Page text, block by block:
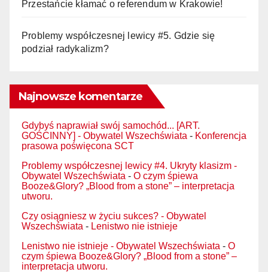
Przestańcie kłamać o referendum w Krakowie!
Problemy współczesnej lewicy #5. Gdzie się
podział radykalizm?
Najnowsze komentarze
Gdybyś naprawiał swój samochód... [ART.
GOŚCINNY] - Obywatel Wszechświata - Konferencja
prasowa poświęcona SCT
Problemy współczesnej lewicy #4. Ukryty klasizm -
Obywatel Wszechświata - O czym śpiewa
Booze&Glory? „Blood from a stone” – interpretacja
utworu.
Czy osiągniesz w życiu sukces? - Obywatel
Wszechświata - Lenistwo nie istnieje
Lenistwo nie istnieje - Obywatel Wszechświata - O
czym śpiewa Booze&Glory? „Blood from a stone” –
interpretacja utworu.